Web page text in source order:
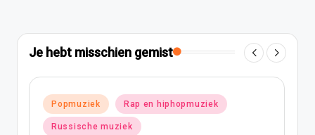
Je hebt misschien gemist
Rap en hiphopmuziek
Geplaatst